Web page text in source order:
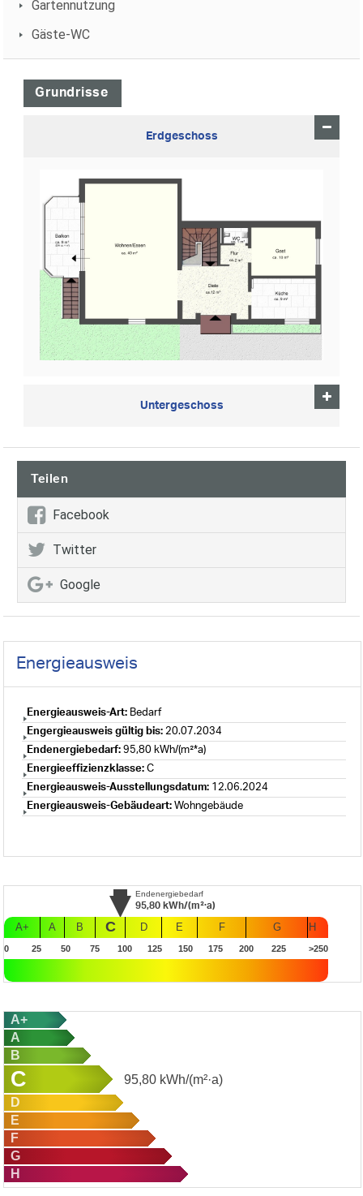
Gartennutzung
Gäste-WC
Grundrisse
Erdgeschoss
Untergeschoss
Teilen
Facebook
Twitter
Google
Energieausweis
Energieausweis-Art: Bedarf
Engergieausweis gültig bis: 20.07.2034
Endenergiebedarf: 95,80 kWh/(m²*a)
Energieeffizienzklasse: C
Energieausweis-Ausstellungsdatum: 12.06.2024
Energieausweis-Gebäudeart: Wohngebäude
Endenergiebedarf
95,80 kWh/(m²·a)
A+ A B C D E F G H
0 25 50 75 100 125 150 175 200 225 >250
A+
A
B
C 95,80 kWh/(m²·a)
D
E
F
G
H